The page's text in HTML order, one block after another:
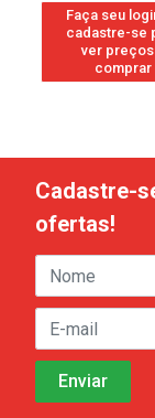
Faça seu
cadastre-se
ver preços
comprar
Cadastre-
ofertas!